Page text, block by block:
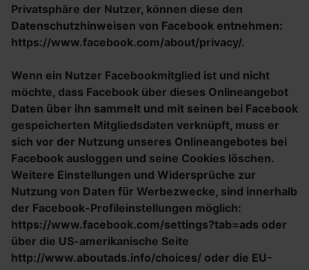
Privatsphäre der Nutzer, können diese den
Datenschutzhinweisen von Facebook entnehmen:
https://www.facebook.com/about/privacy/.
Wenn ein Nutzer Facebookmitglied ist und nicht
möchte, dass Facebook über dieses Onlineangebot
Daten über ihn sammelt und mit seinen bei Facebook
gespeicherten Mitgliedsdaten verknüpft, muss er
sich vor der Nutzung unseres Onlineangebotes bei
Facebook ausloggen und seine Cookies löschen.
Weitere Einstellungen und Widersprüche zur
Nutzung von Daten für Werbezwecke, sind innerhalb
der Facebook-Profileinstellungen möglich:
https://www.facebook.com/settings?tab=ads oder
über die US-amerikanische Seite
http://www.aboutads.info/choices/ oder die EU-